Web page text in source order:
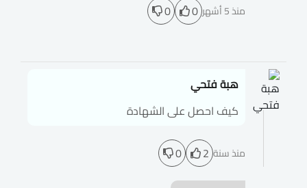
منذ 5 أشهر 0
0
هبة فتحي
كيف احصل على الشهادة
منذ سنة 2
0